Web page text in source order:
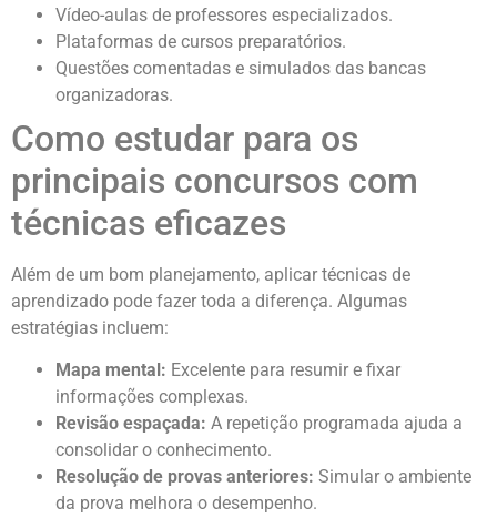
Vídeo-aulas de professores especializados.
Plataformas de cursos preparatórios.
Questões comentadas e simulados das bancas
organizadoras.
Como estudar para os
principais concursos com
técnicas eficazes
Além de um bom planejamento, aplicar técnicas de
aprendizado pode fazer toda a diferença. Algumas
estratégias incluem:
Mapa mental: Excelente para resumir e fixar
informações complexas.
Revisão espaçada: A repetição programada ajuda a
consolidar o conhecimento.
Resolução de provas anteriores: Simular o ambiente
da prova melhora o desempenho.